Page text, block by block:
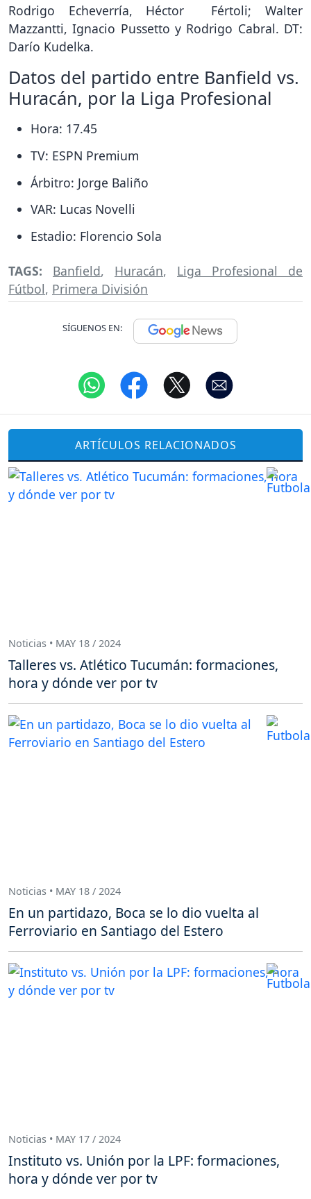
Rodrigo Echeverría, Héctor Fértoli; Walter
Mazzantti, Ignacio Pussetto y Rodrigo Cabral. DT:
Darío Kudelka.
Datos del partido entre Banfield vs.
Huracán, por la Liga Profesional
Hora: 17.45
TV: ESPN Premium
Árbitro: Jorge Baliño
VAR: Lucas Novelli
Estadio: Florencio Sola
TAGS: Banfield, Huracán, Liga Profesional de
Fútbol, Primera División
SÍGUENOS EN:
ARTÍCULOS RELACIONADOS
Noticias • MAY 18 / 2024
Talleres vs. Atlético Tucumán: formaciones,
hora y dónde ver por tv
Noticias • MAY 18 / 2024
En un partidazo, Boca se lo dio vuelta al
Ferroviario en Santiago del Estero
Noticias • MAY 17 / 2024
Instituto vs. Unión por la LPF: formaciones,
hora y dónde ver por tv